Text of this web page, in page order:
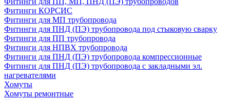
Фитинги КОРСИС
Фитинги для МП трубопровода
Фитинги для ПНД (ПЭ) трубопровода под стыковую сварку
Фитинги для ПП трубопровода
Фитинги для НПВХ трубопровода
Фитинги для ПНД (ПЭ) трубопровода компрессионные
Фитинги для ПНД (ПЭ) трубопровода с закладными эл.
нагревателями
Хомуты
Хомуты ремонтные